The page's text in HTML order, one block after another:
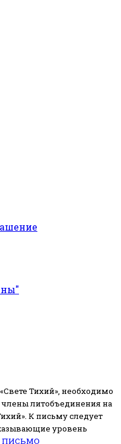
Тихий», необходимо
члены литобъединения на
К письму следует
уровень
ПИСЬМО